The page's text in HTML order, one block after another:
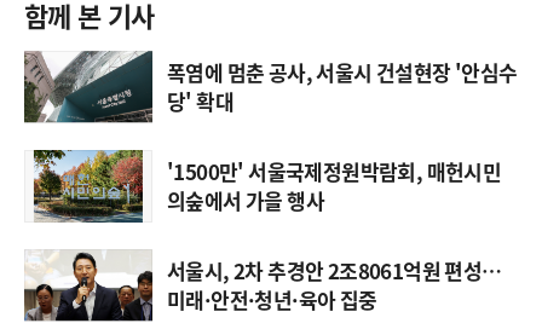
함께 본 기사
폭염에 멈춘 공사, 서울시 건설현장 '안심수
당' 확대
'1500만' 서울국제정원박람회, 매헌시민
의숲에서 가을 행사
서울시, 2차 추경안 2조8061억원 편성…
미래·안전·청년·육아 집중